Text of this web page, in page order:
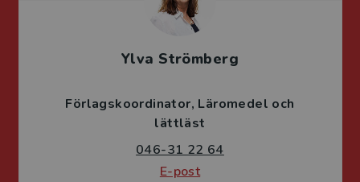
Ylva Strömberg
Förlagskoordinator Läromedel och
lättläst
046-31 22 64
E-post